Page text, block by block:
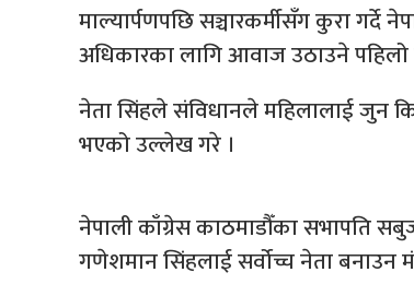
माल्यार्पणपछि सञ्चारकर्मीसँग कुरा
अधिकारका लागि आवाज उठाउने
नेता सिंहले संविधानले महिलालाई जुन
भएको उल्लेख गरे ।
नेपाली काँग्रेस काठमाडौँका सभापति
गणेशमान सिंहलाई सर्वोच्च नेता बनाउन